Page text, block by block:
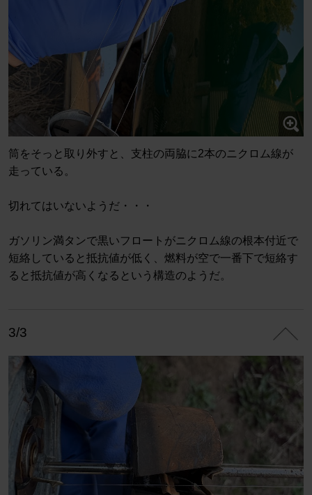
筒をそっと取り外すと、支柱の両脇に2本のニクロム線が
走っている。
切れてはいないようだ・・・
ガソリン満タンで黒いフロートがニクロム線の根本付近で
短絡していると抵抗値が低く、燃料が空で一番下で短絡す
ると抵抗値が高くなるという構造のようだ。
3/3